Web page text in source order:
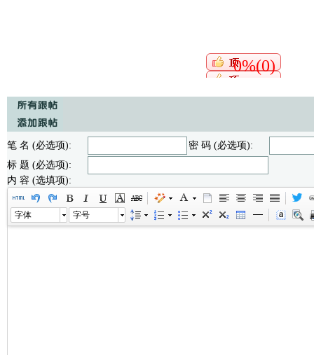
0%(0)
笔 名 (必选项):
密 码 (必选项):
标 题 (必选项):
内 容 (选填项):
字体 字号